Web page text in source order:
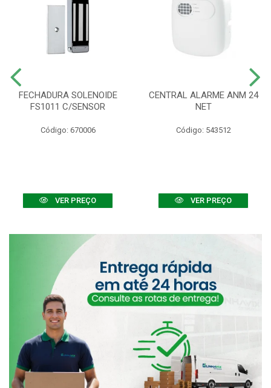
FECHADURA SOLENOIDE
FS1011 C/SENSOR
Código: 670006
VER PREÇO
CENTRAL ALARME ANM 24
NET
Código: 543512
VER PREÇO